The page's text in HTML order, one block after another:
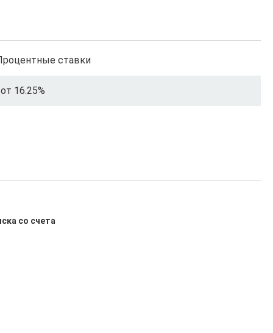
ставки
от 16.25%
со счета